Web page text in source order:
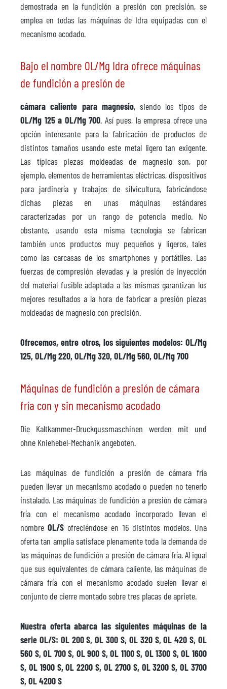
demostrada en la fundición a presión con precisión, se
emplea en todas las máquinas de Idra equipadas con el
mecanismo acodado.
Bajo el nombre OL/Mg Idra ofrece máquinas
de fundición a presión de
cámara caliente para magnesio, siendo los tipos de
OL/Mg 125 a OL/Mg 700. Así pues, la empresa ofrece una
opción interesante para la fabricación de productos de
distintos tamaños usando este metal ligero tan exigente.
Las típicas piezas moldeadas de magnesio son, por
ejemplo, elementos de herramientas eléctricas, dispositivos
para jardinería y trabajos de silvicultura, fabricándose
dichas piezas en unas máquinas estándares
caracterizadas por un rango de potencia medio. No
obstante, usando esta misma tecnología se fabrican
también unos productos muy pequeños y ligeros, tales
como las carcasas de los smartphones y portátiles. Las
fuerzas de compresión elevadas y la presión de inyección
del material fusible adaptada a las mismas garantizan los
mejores resultados a la hora de fabricar a presión piezas
moldeadas de magnesio con precisión.
Ofrecemos, entre otros, los siguientes modelos: OL/Mg
125, OL/Mg 220, OL/Mg 320, OL/Mg 560, OL/Mg 700
Máquinas de fundición a presión de cámara
fría con y sin mecanismo acodado
Die Kaltkammer-Druckgussmaschinen werden mit und
ohne Kniehebel-Mechanik angeboten.
Las máquinas de fundición a presión de cámara fría
pueden llevar un mecanismo acodado o pueden no tenerlo
instalado. Las máquinas de fundición a presión de cámara
fría con el mecanismo acodado incorporado llevan el
nombreOL/S ofreciéndose en 16 distintos modelos. Una
oferta tan amplia satisface plenamente toda la demanda de
las máquinas de fundición a presión de cámara fría. Al igual
que sus equivalentes de cámara caliente, las máquinas de
cámara fría con el mecanismo acodado suelen llevar el
conjunto de cierre montado sobre tres placas de apriete.
Nuestra oferta abarca las siguientes máquinas de la
serie OL/S: OL 200 S, OL 300 S, OL 320 S, OL 420 S, OL
560 S, OL 700 S, OL 900 S, OL 1100 S, OL 1300 S, OL 1600
S, OL 1900 S, OL 2200 S, OL 2700 S, OL 3200 S, OL 3700
S, OL 4200 S